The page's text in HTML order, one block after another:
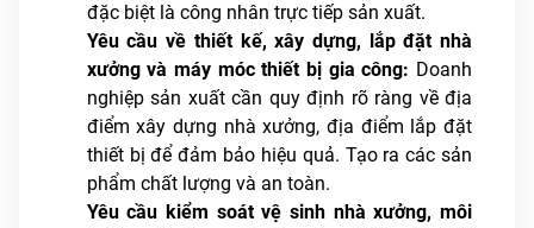
đặc biệt là công nhân trực tiếp sản xuất.
Yêu cầu về thiết kế, xây dựng, lắp đặt nhà
xưởng và máy móc thiết bị gia công: Doanh
nghiệp sản xuất cần quy định rõ ràng về địa
điểm xây dựng nhà xưởng, địa điểm lắp đặt
thiết bị để đảm bảo hiệu quả. Tạo ra các sản
phẩm chất lượng và an toàn.
Yêu cầu kiểm soát vệ sinh nhà xưởng, môi